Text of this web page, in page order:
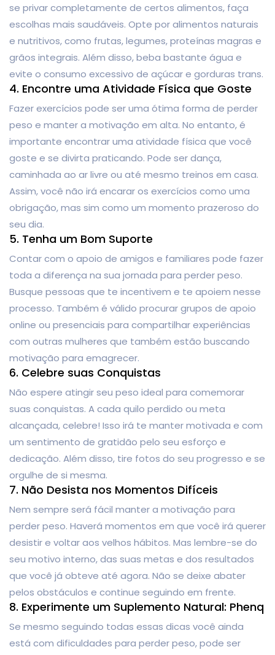
se privar completamente de certos alimentos, faça
escolhas mais saudáveis. Opte por alimentos naturais
e nutritivos, como frutas, legumes, proteínas magras e
grãos integrais. Além disso, beba bastante água e
evite o consumo excessivo de açúcar e gorduras trans.
4. Encontre uma Atividade Física que Goste
Fazer exercícios pode ser uma ótima forma de perder
peso e manter a motivação em alta. No entanto, é
importante encontrar uma atividade física que você
goste e se divirta praticando. Pode ser dança,
caminhada ao ar livre ou até mesmo treinos em casa.
Assim, você não irá encarar os exercícios como uma
obrigação, mas sim como um momento prazeroso do
seu dia.
5. Tenha um Bom Suporte
Contar com o apoio de amigos e familiares pode fazer
toda a diferença na sua jornada para perder peso.
Busque pessoas que te incentivem e te apoiem nesse
processo. Também é válido procurar grupos de apoio
online ou presenciais para compartilhar experiências
com outras mulheres que também estão buscando
motivação para emagrecer.
6. Celebre suas Conquistas
Não espere atingir seu peso ideal para comemorar
suas conquistas. A cada quilo perdido ou meta
alcançada, celebre! Isso irá te manter motivada e com
um sentimento de gratidão pelo seu esforço e
dedicação. Além disso, tire fotos do seu progresso e se
orgulhe de si mesma.
7. Não Desista nos Momentos Difíceis
Nem sempre será fácil manter a motivação para
perder peso. Haverá momentos em que você irá querer
desistir e voltar aos velhos hábitos. Mas lembre-se do
seu motivo interno, das suas metas e dos resultados
que você já obteve até agora. Não se deixe abater
pelos obstáculos e continue seguindo em frente.
8. Experimente um Suplemento Natural: Phenq
Se mesmo seguindo todas essas dicas você ainda
está com dificuldades para perder peso, pode ser